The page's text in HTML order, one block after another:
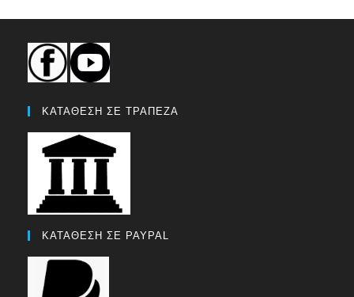
ΚΑΤΑΘΕΣΗ ΣΕ ΤΡΑΠΕΖΑ
ΚΑΤΑΘΕΣΗ ΣΕ PAYPAL